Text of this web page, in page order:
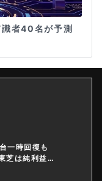
者40名が予測
一時回復も
芝は純利益3